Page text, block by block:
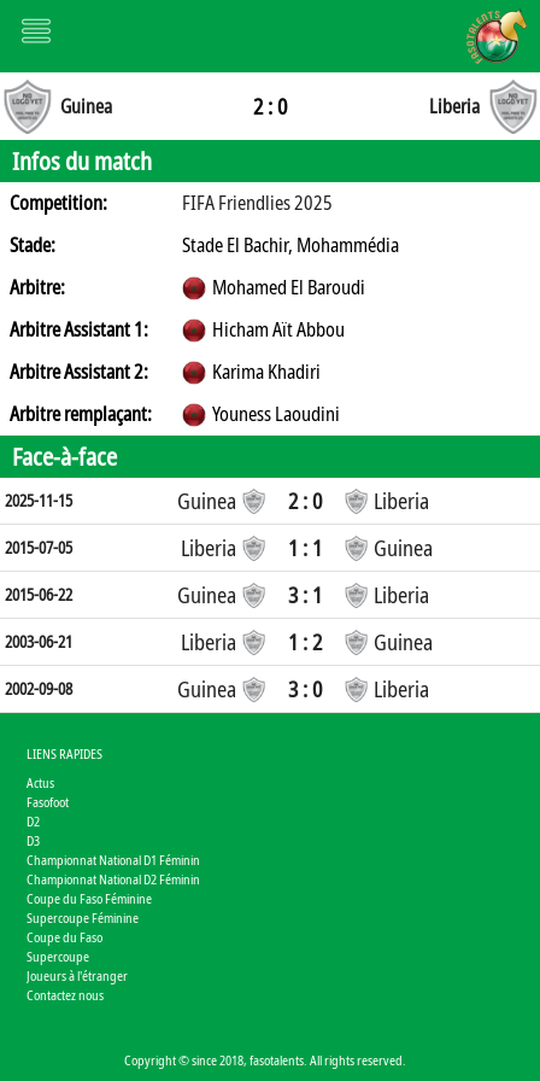
Guinea 2 : 0 Liberia
Infos du match
Competition:
FIFA Friendlies 2025
Stade:
Stade El Bachir, Mohammédia
Arbitre:
Mohamed El Baroudi
Arbitre Assistant 1:
Hicham Aït Abbou
Arbitre Assistant 2:
Karima Khadiri
Arbitre remplaçant:
Youness Laoudini
Face-à-face
2025-11-15 Guinea 2 : 0 Liberia
2015-07-05 Liberia 1 : 1 Guinea
2015-06-22 Guinea 3 : 1 Liberia
2003-06-21 Liberia 1 : 2 Guinea
2002-09-08 Guinea 3 : 0 Liberia
LIENS RAPIDES
Actus
Fasofoot
D2
D3
Championnat National D1 Féminin
Championnat National D2 Féminin
Coupe du Faso Féminine
Supercoupe Féminine
Coupe du Faso
Supercoupe
Joueurs à l'étranger
Contactez nous
Copyright © since 2018, fasotalents. All rights reserved.